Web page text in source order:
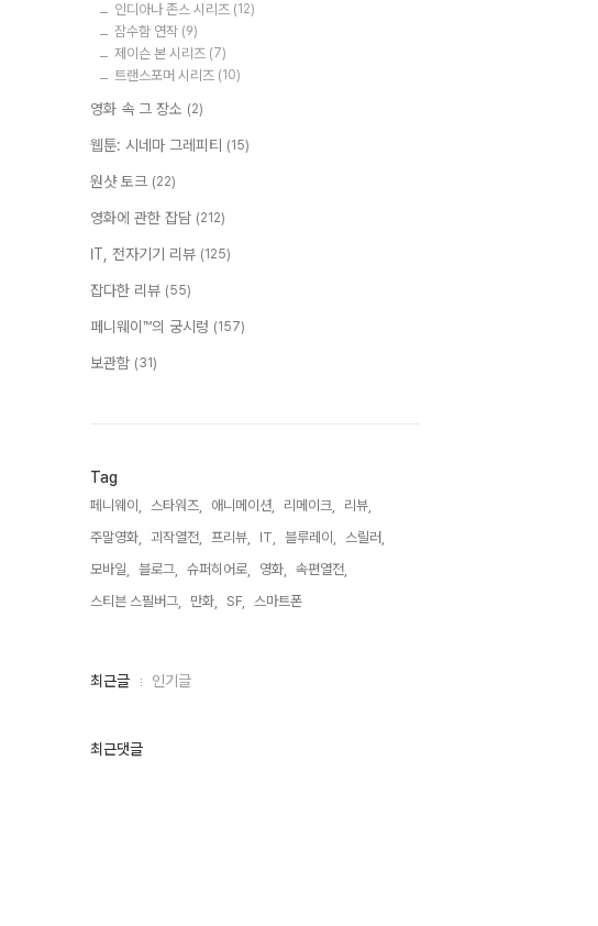
인디아나 존스 시리즈 (12)
잠수함 연작 (9)
제이슨 본 시리즈 (7)
트랜스포머 시리즈 (10)
영화 속 그 장소 (2)
웹툰: 시네마 그레피티 (15)
원샷 토크 (22)
영화에 관한 잡담 (212)
IT, 전자기기 리뷰 (125)
잡다한 리뷰 (55)
페니웨이™의 궁시렁 (157)
보관함 (31)
Tag
페니웨이, 스타워즈, 애니메이션, 리메이크,
리뷰,
주말영화,
괴작열전, 프리뷰, IT, 블루레이,
스릴러,
모바일,
블로그, 슈퍼히어로, 영화,
속편열전,
스티븐 스필버그,
만화, SF, 스마트폰,
최
인
최근글 인기글
최근댓글